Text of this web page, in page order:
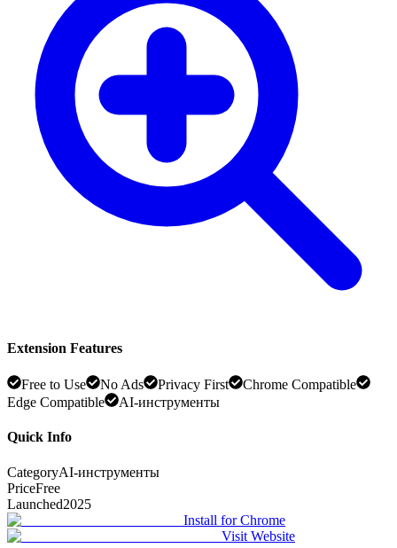
Extension Features
Free to Use No Ads Privacy First
Chrome Compatible
Edge Compatible
AI-инструменты
Quick Info
CategoryAI-инструменты
PriceFree
Launched2025
Install for Chrome
Visit Website